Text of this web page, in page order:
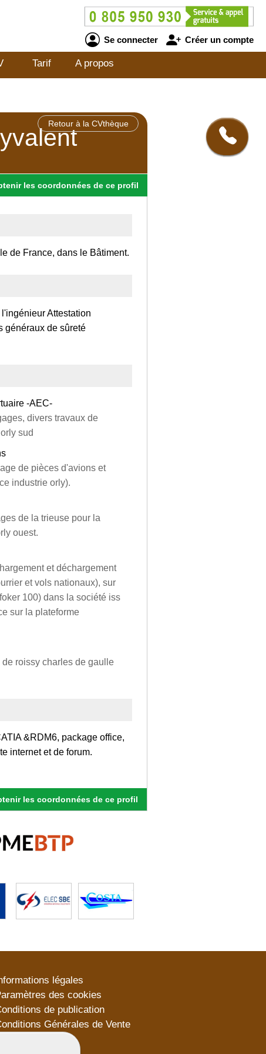
Se connecter Créer un compte
Tarif A propos
Retour à la CVthèque
les coordonnées de ce profil
de France, dans le Bâtiment.
Attestation
généraux de sûreté
-AEC-
divers travaux de
sud
de pièces d'avions et
industrie orly).
de la trieuse pour la
ouest.
et déchargement
et vols nationaux), sur
100) dans la société iss
sur la plateforme
roissy charles de gaulle
&RDM6, package office,
internet et de forum.
les coordonnées de ce profil
légales
des cookies
de publication
Générales de Vente